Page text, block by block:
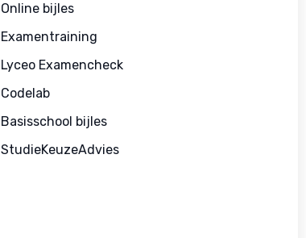
Online bijles
Examentraining
Lyceo Examencheck
Codelab
Basisschool bijles
StudieKeuzeAdvies